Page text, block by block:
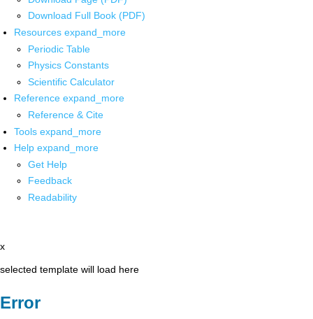
Download Full Book (PDF)
Resources expand_more
Periodic Table
Physics Constants
Scientific Calculator
Reference expand_more
Reference & Cite
Tools expand_more
Help expand_more
Get Help
Feedback
Readability
x
selected template will load here
Error